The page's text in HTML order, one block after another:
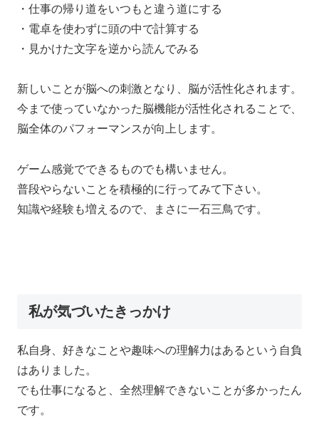
・仕事の帰り道をいつもと違う道にする
・電卓を使わずに頭の中で計算する
・見かけた文字を逆から読んでみる
新しいことが脳への刺激となり、脳が活性化されます。
今まで使っていなかった脳機能が活性化されることで、
脳全体のパフォーマンスが向上します。
ゲーム感覚でできるものでも構いません。
普段やらないことを積極的に行ってみて下さい。
知識や経験も増えるので、まさに一石三鳥です。
私が気づいたきっかけ
私自身、好きなことや趣味への理解力はあるという自負
はありました。
でも仕事になると、全然理解できないことが多かったん
です。